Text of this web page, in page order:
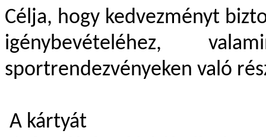
Célja, hogy kedvezményt
igénybevételéhez,
sportrendezvényeken való
A kártyát